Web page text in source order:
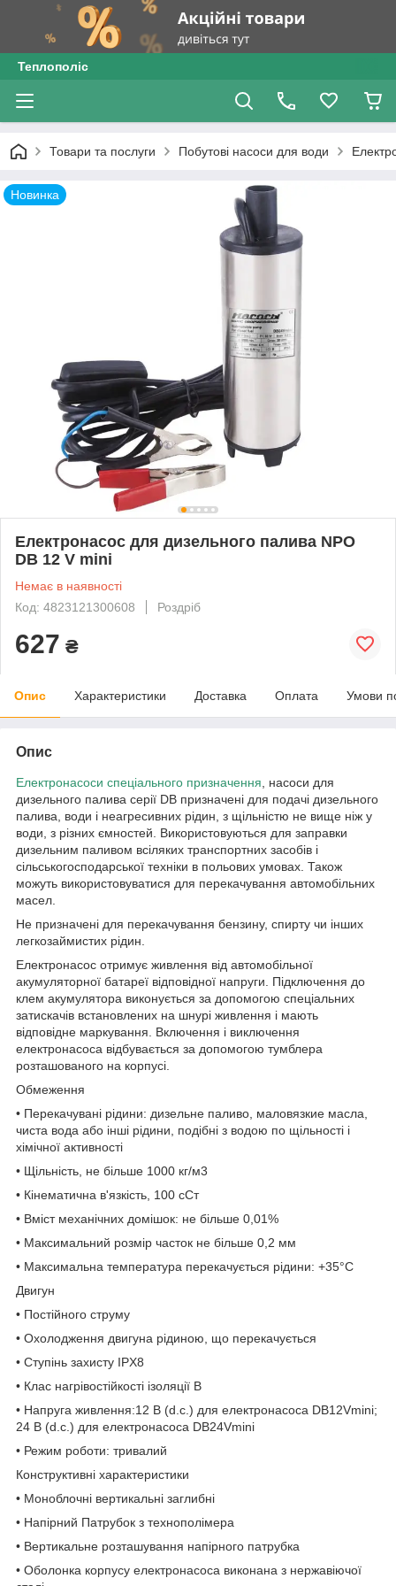
Теплополіс
Товари та послуги Побутові насоси для води
Новинка
Електронасос для дизельного палива NPO
DB 12 V mini
Немає в наявності
Код: 4823121300608
Роздріб
627 ₴
Опис Характеристики Доставка Оплата Умови
Опис
Електронасоси спеціального призначення , насоси для
дизельного палива серії DB призначені для подачі дизельного
палива, води і неагресивних рідин, з щільністю не вище ніж у
води, з різних ємностей. Використовуються для заправки
дизельним паливом всіляких транспортних засобів і
сільськогосподарської техніки в польових умовах. Також
можуть використовуватися для перекачування автомобільних
масел.
Не призначені для перекачування бензину, спирту чи інших
легкозаймистих рідин.
Електронасос отримує живлення від автомобільної
акумуляторної батареї відповідної напруги. Підключення до
клем акумулятора виконується за допомогою спеціальних
затискачів встановлених на шнурі живлення і мають
відповідне маркування. Включення і виключення
електронасоса відбувається за допомогою тумблера
розташованого на корпусі.
Обмеження
• Перекачувані рідини: дизельне паливо, маловязкие масла,
чиста вода або інші рідини, подібні з водою по щільності і
хімічної активності
• Щільність, не більше 1000 кг/м3
• Кінематична в'язкість, 100 сСт
• Вміст механічних домішок: не більше 0,01%
• Максимальний розмір часток не більше 0,2 мм
• Максимальна температура перекачується рідини: +35°С
Двигун
• Постійного струму
• Охолодження двигуна рідиною, що перекачується
• Ступінь захисту IPX8
• Клас нагрівостійкості ізоляції В
• Напруга живлення:12 В (d.c.) для електронасоса DB12Vmini;
24 В (d.c.) для електронасоса DB24Vmini
• Режим роботи: тривалий
Конструктивні характеристики
• Моноблочні вертикальні заглибні
• Напірний Патрубок з технополімера
• Вертикальне розташування напірного патрубка
• Оболонка корпусу електронасоса виконана з нержавіючої